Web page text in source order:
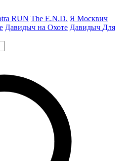
RUN The E.N.D. Я Москвич
Давидыч на Охоте Давидыч Для